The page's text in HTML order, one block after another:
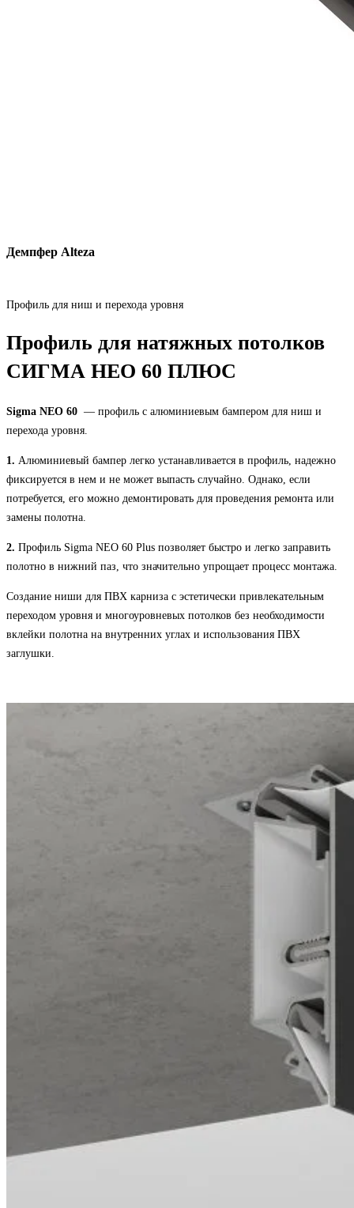
Демпфер Alteza
Профиль для ниш и перехода уровня
Профиль для натяжных потолков
СИГМА НЕО 60 ПЛЮС
Sigma NEO 60 — профиль с алюминиевым бампером для ниш и
перехода уровня.
1. Алюминиевый бампер легко устанавливается в профиль, надежно
фиксируется в нем и не может выпасть случайно. Однако, если
потребуется, его можно демонтировать для проведения ремонта или
замены полотна.
2. Профиль Sigma NEO 60 Plus позволяет быстро и легко заправить
полотно в нижний паз, что значительно упрощает процесс монтажа.
Создание ниши для ПВХ карниза с эстетически привлекательным
переходом уровня и многоуровневых потолков без необходимости
вклейки полотна на внутренних углах и использования ПВХ
заглушки.